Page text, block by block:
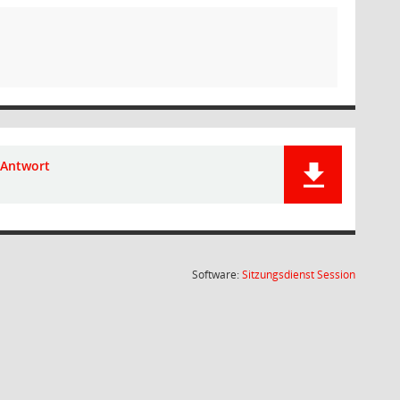
Antwort
Software:SitzungsdienstSession(Wird in